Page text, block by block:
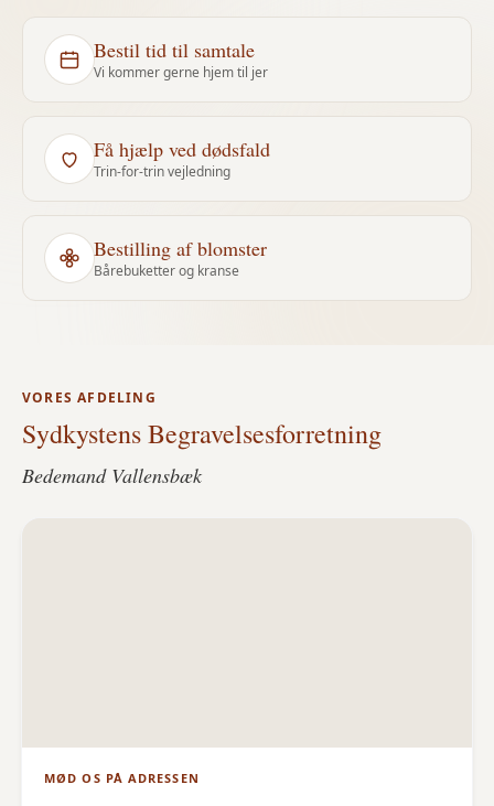
Bestil tid til samtale
Vi kommer gerne hjem til jer
Få hjælp ved dødsfald
Trin-for-trin vejledning
Bestilling af blomster
Bårebuketter og kranse
VORES AFDELING
Sydkystens Begravelsesforretning
Bedemand Vallensbæk
MØD OS PÅ ADRESSEN